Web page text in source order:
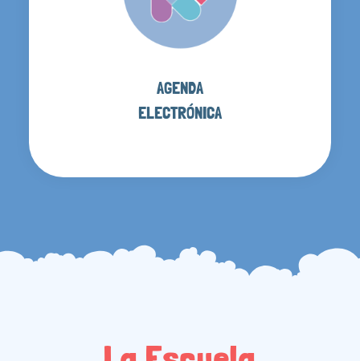
AGENDA
ELECTRÓNICA